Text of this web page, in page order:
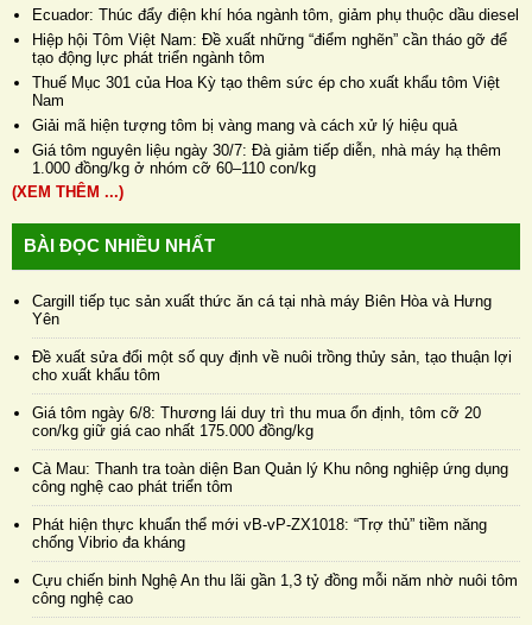
Ecuador: Thúc đẩy điện khí hóa ngành tôm, giảm phụ thuộc dầu diesel
Hiệp hội Tôm Việt Nam: Đề xuất những “điểm nghẽn” cần tháo gỡ để
tạo động lực phát triển ngành tôm
Thuế Mục 301 của Hoa Kỳ tạo thêm sức ép cho xuất khẩu tôm Việt
Nam
Giải mã hiện tượng tôm bị vàng mang và cách xử lý hiệu quả
Giá tôm nguyên liệu ngày 30/7: Đà giảm tiếp diễn, nhà máy hạ thêm
1.000 đồng/kg ở nhóm cỡ 60–110 con/kg
(XEM THÊM ...)
BÀI ĐỌC NHIỀU NHẤT
Cargill tiếp tục sản xuất thức ăn cá tại nhà máy Biên Hòa và Hưng
Yên
Đề xuất sửa đổi một số quy định về nuôi trồng thủy sản, tạo thuận lợi
cho xuất khẩu tôm
Giá tôm ngày 6/8: Thương lái duy trì thu mua ổn định, tôm cỡ 20
con/kg giữ giá cao nhất 175.000 đồng/kg
Cà Mau: Thanh tra toàn diện Ban Quản lý Khu nông nghiệp ứng dụng
công nghệ cao phát triển tôm
Phát hiện thực khuẩn thể mới vB-vP-ZX1018: “Trợ thủ” tiềm năng
chống Vibrio đa kháng
Cựu chiến binh Nghệ An thu lãi gần 1,3 tỷ đồng mỗi năm nhờ nuôi tôm
công nghệ cao